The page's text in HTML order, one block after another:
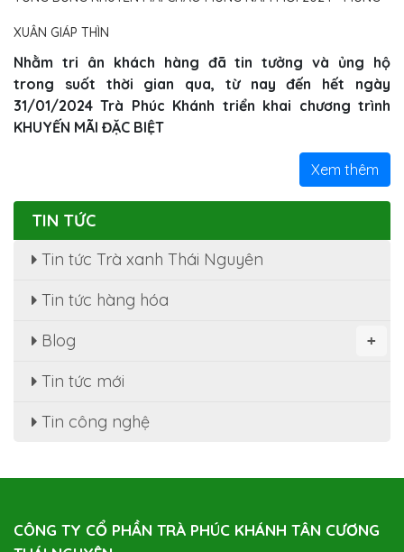
XUÂN GIÁP THÌN
Nhằm tri ân khách hàng đã tin tưởng và ủng hộ
trong suốt thời gian qua, từ nay đến hết ngày
31/01/2024 Trà Phúc Khánh triển khai chương trình
KHUYẾN MÃI ĐẶC BIỆT
Xem thêm
TIN TỨC
Tin tức Trà xanh Thái Nguyên
Tin tức hàng hóa
+
Blog
Tin tức mới
Tin công nghệ
CÔNG TY CỔ PHẦN TRÀ PHÚC KHÁNH TÂN CƯƠNG